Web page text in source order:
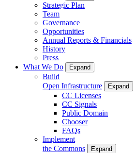
Strategic Plan
Team
Governance
Opportunities
Annual Reports & Financials
History
Press
What We Do
Expand
Build
Open Infrastructure
Expand
CC Licenses
CC Signals
Public Domain
Chooser
FAQs
Implement
the Commons
Expand